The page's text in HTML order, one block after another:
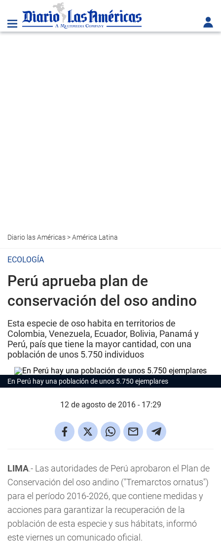
Diario las Américas>América Latina
ECOLOGÍA
Perú aprueba plan de
conservación del oso andino
Esta especie de oso habita en territorios de
Colombia, Venezuela, Ecuador, Bolivia, Panamá y
Perú, país que tiene la mayor cantidad, con una
población de unos 5.750 individuos
En Perú hay una población de unos 5.750 ejemplares
12 de agosto de 2016 - 17:29
LIMA.- Las autoridades de Perú aprobaron el Plan de
Conservación del oso andino ("Tremarctos ornatus")
para el período 2016-2026, que contiene medidas y
acciones para garantizar la recuperación de la
población de esta especie y sus hábitats, informó
este viernes un comunicado oficial.